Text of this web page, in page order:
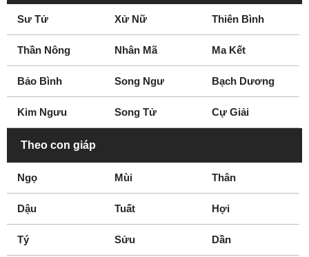
Sư Tử Xử Nữ Thiên Bình
Thần Nông Nhân Mã Ma Kết
Bảo Bình Song Ngư Bạch Dương
Kim Ngưu Song Tử Cự Giải
Theo con giáp
Ngọ Mùi Thân
Dậu Tuất Hợi
Tý Sửu Dần